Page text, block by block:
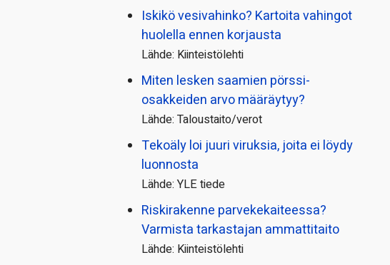
Iskikö vesivahinko? Kartoita vahingot
huolella ennen korjausta
Lähde: Kiinteistölehti
Miten lesken saamien pörssi­
osakkeiden arvo määräytyy?
Lähde: Taloustaito/verot
Tekoäly loi juuri viruksia, joita ei löydy
luonnosta
Lähde: YLE tiede
Riskirakenne parvekekaiteessa?
Varmista tarkastajan ammattitaito
Lähde: Kiinteistölehti